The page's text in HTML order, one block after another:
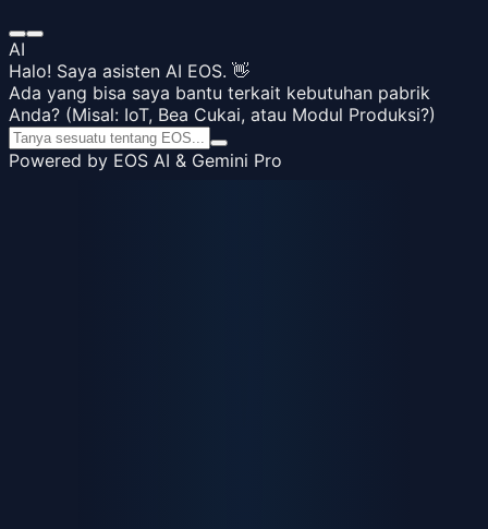
AI
Halo! Saya asisten AI EOS. 👋
Ada yang bisa saya bantu terkait kebutuhan pabrik
Anda? (Misal: IoT, Bea Cukai, atau Modul Produksi?)
Powered by EOS AI & Gemini Pro